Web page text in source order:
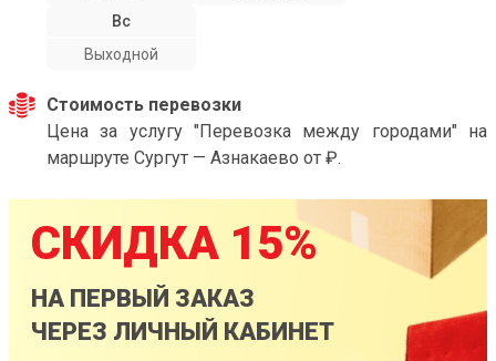
Вс
Выходной
Стоимость перевозки
Цена за услугу "Перевозка между городами" на
маршруте Сургут — Азнакаево от ₽.
СКИДКА 15%
НА ПЕРВЫЙ ЗАКАЗ
ЧЕРЕЗ ЛИЧНЫЙ КАБИНЕТ